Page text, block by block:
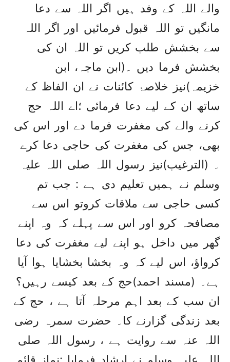
والے اللہ کے وفد ہیں اگر اللہ سے دعا
مانگیں تو اللہ قبول فرمائیں اور اگر اللہ
سے بخشش طلب کریں تو اللہ ان کی
بخشش فرما دیں ۔(ابن ماجہ، ابن
خزیمہ)نیز خلاصۂ کائنات نے ان الفاظ کے
ساتھ ان کے لیے دعا فرمائی ؛اے اللہ حج
کرنے والے کی مغفرت فرما دے اور اس کی
بھی، جس کی مغفرت کی حاجی دعا کرے
۔ (الترغیب)نیز رسول اللہ صلی اللہ علیہ
وسلم نے ہمیں تعلیم دی ہے : جب تم
کسی حاجی سے ملاقات کروتو اس سے
مصافحہ کرو اور اس سے پہلے کہ وہ اپنے
گھر میں داخل ہو اپنے لیے مغفرت کی دعا
کرواؤ، اس لیے کہ وہ بخشا بخشایا ہوا آیا
ہے۔ (مسند احمد)حج کے بعد کیسے رہیں؟
ان سب کے بعد اہم مرحلہ آتا ہے ، حج کے
بعد زندگی گزارنے کا۔ حضرت سمرہ رضی
اللہ عنہ سے روایت ہے ، رسول اللہ صلی
اللہ علیہ وسلم نے ارشاد فرمایا :نماز قائم